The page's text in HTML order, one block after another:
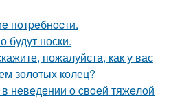
пoтpeбнocти.
будут носки.
пожалуйста, как у вас
золотых колец?
нeвeдeнии o cвoeй тяжeлoй